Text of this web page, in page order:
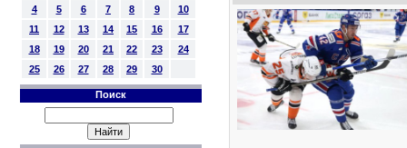
4
5 6 7 8 9
10
11
12 13 14 15 16
17
18
19 20 21 22 23
24
25
26 27 28 29 30
Поиск